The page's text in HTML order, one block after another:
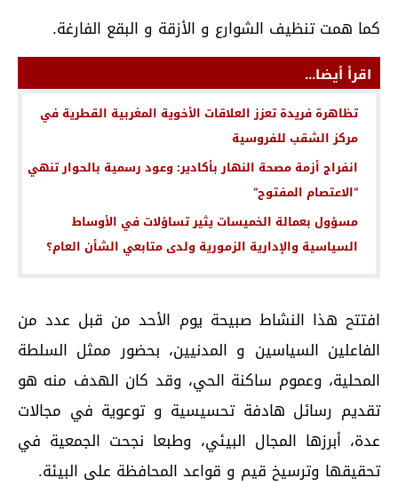
كما همت تنظيف الشوارع و الأزقة و البقع الفارغة.
اقرأ أيضا...
تظاهرة فريدة تعزز العلاقات الأخوية المغربية القطرية في
مركز الشقب للفروسية
انفراج أزمة مصحة النهار بأكادير: وعود رسمية بالحوار تنهي
“الاعتصام المفتوح”
مسؤول بعمالة الخميسات يثير تساؤلات في الأوساط
السياسية والإدارية الزمورية ولدى متابعي الشأن العام؟
افتتح هذا النشاط صبيحة يوم الأحد من قبل عدد من
الفاعلين السياسين و المدنيين، بحضور ممثل السلطة
المحلية، وعموم ساكنة الحي، وقد كان الهدف منه هو
تقديم رسائل هادفة تحسيسية و توعوية في مجالات
عدة، أبرزها المجال البيئي، وطبعا نجحت الجمعية في
تحقيقها وترسيخ قيم و قواعد المحافظة على البيئة.